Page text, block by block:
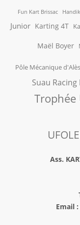
Fun Kart Brissac
Junior Karting 4T
Maël Boyer
Pôle Mécanique d'Alès
Suau Racing
Trophée
Ass.
Email :